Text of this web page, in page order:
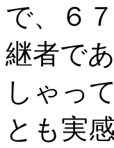
で、６
継者で
しゃっ
とも実